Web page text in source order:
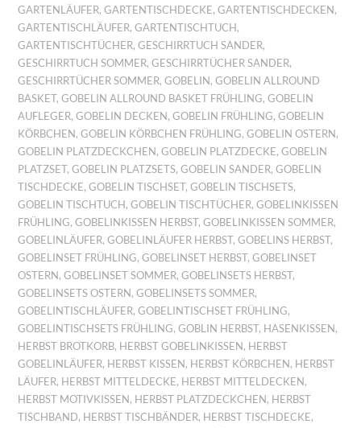
GARTENLÄUFER,GARTENTISCHDECKE,GARTENTISCHDECKEN ,
GARTENTISCHLÄUFER,GARTENTISCHTUCH ,
GARTENTISCHTÜCHER,GESCHIRRTUCH SANDER,
GESCHIRRTUCH SOMMER,GESCHIRRTÜCHER SANDER,
GESCHIRRTÜCHER SOMMER,GOBELIN ,GOBELIN ALLROUND
BASKET,GOBELIN ALLROUND BASKET FRÜHLING,GOBELIN
AUFLEGER,GOBELIN DECKEN ,GOBELIN FRÜHLING,GOBELIN
KÖRBCHEN ,GOBELIN KÖRBCHEN FRÜHLING,GOBELIN OSTERN ,
GOBELIN PLATZDECKCHEN ,GOBELIN PLATZDECKE,GOBELIN
PLATZSET,GOBELIN PLATZSETS,GOBELIN SANDER,GOBELIN
TISCHDECKE,GOBELIN TISCHSET,GOBELIN TISCHSETS,
GOBELIN TISCHTUCH ,GOBELIN TISCHTÜCHER,GOBELINKISSEN
FRÜHLING,GOBELINKISSEN HERBST,GOBELINKISSEN SOMMER,
GOBELINLÄUFER,GOBELINLÄUFER HERBST,GOBELINS HERBST,
GOBELINSET FRÜHLING,GOBELINSET HERBST,GOBELINSET
OSTERN ,GOBELINSET SOMMER,GOBELINSETS HERBST,
GOBELINSETS OSTERN ,GOBELINSETS SOMMER,
GOBELINTISCHLÄUFER,GOBELINTISCHSET FRÜHLING,
GOBELINTISCHSETS FRÜHLING,GOBLIN HERBST, HASENKISSEN ,
HERBST BROTKORB, HERBST GOBELINKISSEN , HERBST
GOBELINLÄUFER, HERBST KISSEN , HERBST KÖRBCHEN , HERBST
LÄUFER, HERBST MITTELDECKE, HERBST MITTELDECKEN ,
HERBST MOTIVKISSEN , HERBST PLATZDECKCHEN , HERBST
TISCHBAND, HERBST TISCHBÄNDER, HERBST TISCHDECKE,